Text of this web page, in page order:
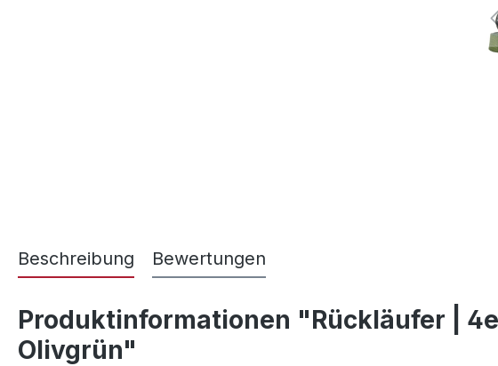
Beschreibung Bewertungen
Produktinformationen "Rückläufer |
Olivgrün"